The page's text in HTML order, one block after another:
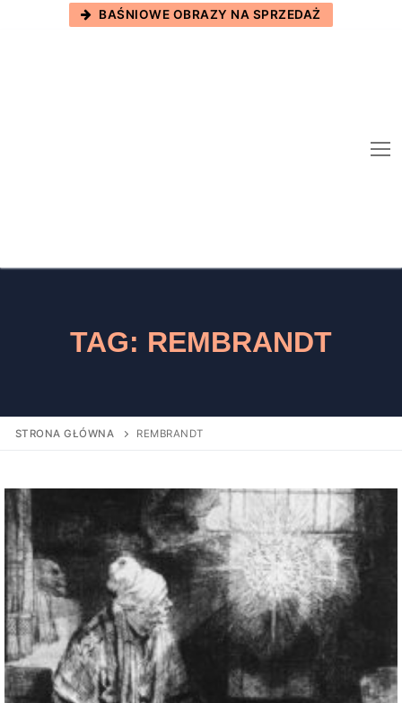
BAŚNIOWE OBRAZY NA SPRZEDAŻ
TAG: REMBRANDT
STRONA GŁÓWNA REMBRANDT